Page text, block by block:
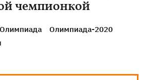
чемпионкой
Олимпиада
Олимпиада-2020